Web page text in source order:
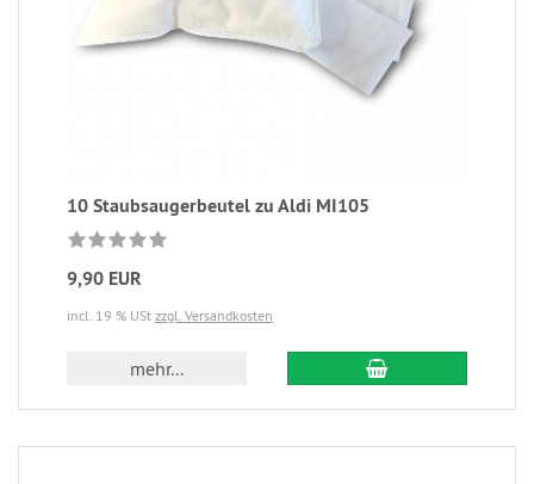
10 Staubsaugerbeutel zu Aldi MI105
9,90 EUR
incl. 19 % USt zzgl. Versandkosten
mehr...